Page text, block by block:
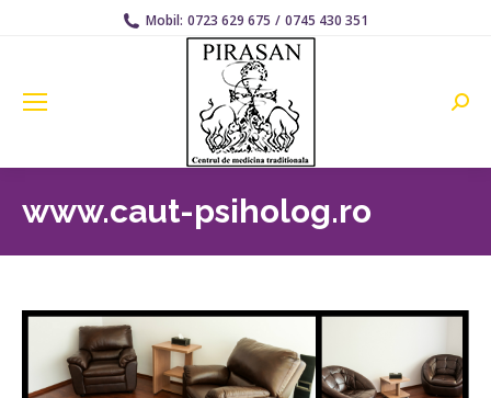
Mobil: 0723 629 675 / 0745 430 351
www.caut-psiholog.ro